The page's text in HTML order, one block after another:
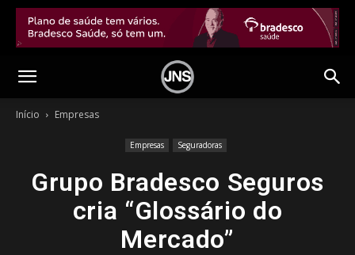
Início Empresas
Empresas Seguradoras
Grupo Bradesco Seguros
cria “Glossário do
Mercado”